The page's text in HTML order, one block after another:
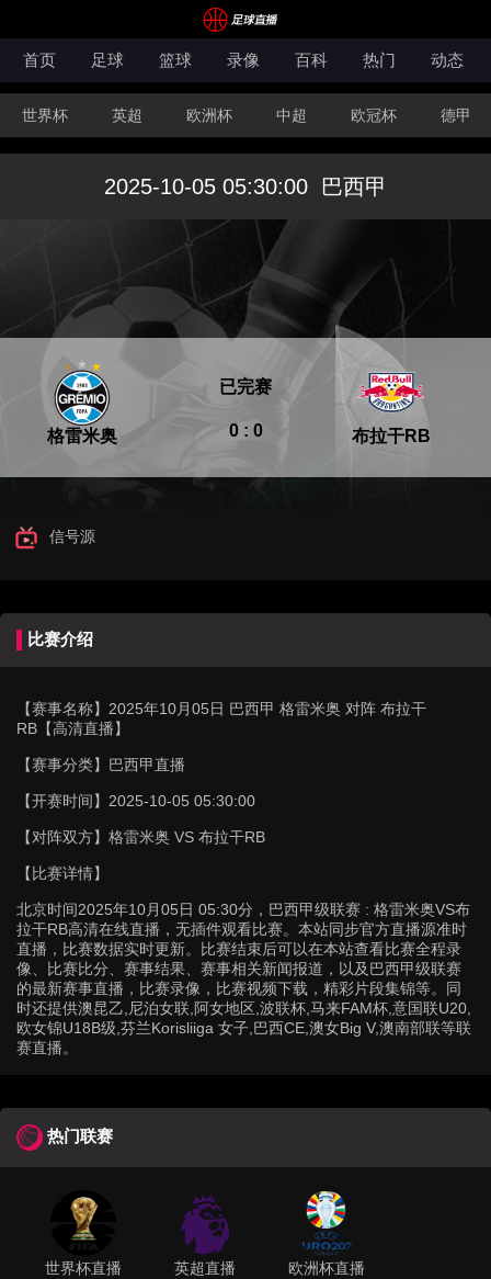
首页 足球 篮球 录像 百科 热门 动态
世界杯 英超 欧洲杯 中超 欧冠杯 德甲
CBA FIBA洲际杯
2025-10-05 05:30:00 巴西甲
格雷米奥 0 : 0
已完赛
布拉干RB
信号源
比赛介绍
【赛事名称】 2025年10月05日 巴西甲 格雷米奥 对阵 布拉干
RB【高清直播】
【赛事分类】 巴西甲直播
【开赛时间】 2025-10-05 05:30:00
【对阵双方】 格雷米奥 VS 布拉干RB
【比赛详情】
北京时间2025年10月05日 05:30分，巴西甲级联赛 : 格雷米奥VS布
拉干RB高清在线直播，无插件观看比赛。本站同步官方直播源准时
直播，比赛数据实时更新。比赛结束后可以在本站查看比赛全程录
像、比赛比分、赛事结果、赛事相关新闻报道，以及巴西甲级联赛
的最新赛事直播，比赛录像，比赛视频下载，精彩片段集锦等。同
时还提供澳昆乙,尼泊女联,阿女地区,波联杯,马来FAM杯,意国联U20,
欧女锦U18B级,芬兰Korisliiga 女子,巴西CE,澳女Big V,澳南部联等联
赛直播。
热门联赛
世界杯直播 英超直播 欧洲杯直播